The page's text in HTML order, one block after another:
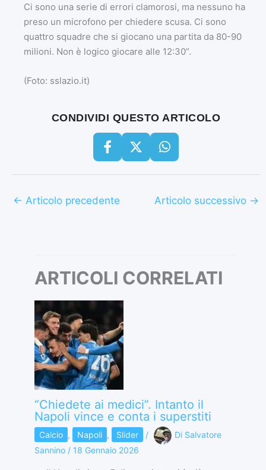
Ci sono una serie di errori clamorosi, ma nessuno ha
preso un microfono per chiedere scusa. Ci sono
quattro squadre che si giocano una partita da 80-90
milioni. Non è logico giocare alle 12:30”.
(Foto: sslazio.it)
CONDIVIDI QUESTO ARTICOLO
← Articolo precedente Articolo successivo →
ARTICOLI CORRELATI
“Chiedete ai medici”. Intanto il
Napoli vince e conta i superstiti
Calcio , Napoli , Slider / Di Salvatore
Sannino / 18 Gennaio 2026